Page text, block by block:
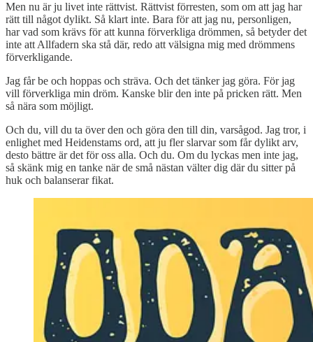
Men nu är ju livet inte rättvist. Rättvist förresten, som om att jag har
rätt till något dylikt. Så klart inte. Bara för att jag nu, personligen,
har vad som krävs för att kunna förverkliga drömmen, så betyder det
inte att Allfadern ska stå där, redo att välsigna mig med drömmens
förverkligande.
Jag får be och hoppas och sträva. Och det tänker jag göra. För jag
vill förverkliga min dröm. Kanske blir den inte på pricken rätt. Men
så nära som möjligt.
Och du, vill du ta över den och göra den till din, varsågod. Jag tror, i
enlighet med Heidenstams ord, att ju fler slarvar som får dylikt arv,
desto bättre är det för oss alla. Och du. Om du lyckas men inte jag,
så skänk mig en tanke när de små nästan välter dig där du sitter på
huk och balanserar fikat.